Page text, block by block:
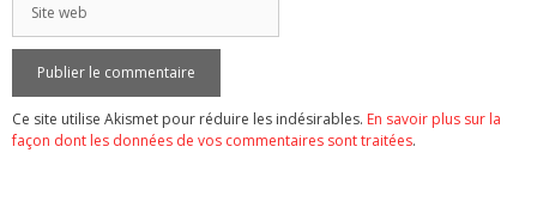
web
Ce site utilise Akismet pour réduire les indésirables. En savoir plus sur la
façon dont les données de vos commentaires sont traitées.